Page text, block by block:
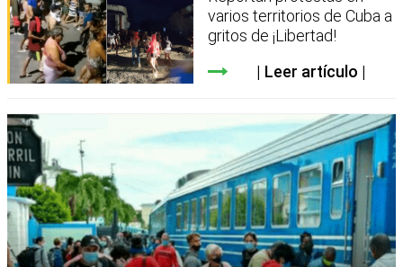
varios territorios de Cuba a
gritos de ¡Libertad!
Leer artículo